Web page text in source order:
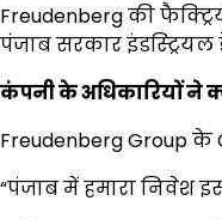
Freudenberg की
पंजाब सरकार
कंपनी के अधिकारियों ने
Freudenberg Group के
“पंजाब में हमारा निवेश